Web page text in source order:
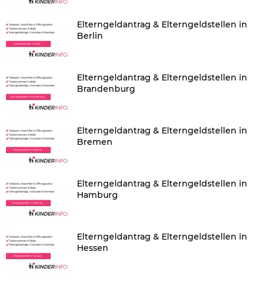
Elterngeldantrag & Elterngeldstellen in
Berlin
Elterngeldantrag & Elterngeldstellen in
Brandenburg
Elterngeldantrag & Elterngeldstellen in
Bremen
Elterngeldantrag & Elterngeldstellen in
Hamburg
Elterngeldantrag & Elterngeldstellen in
Hessen